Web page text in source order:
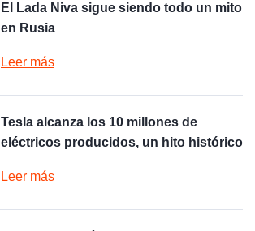
El Lada Niva sigue siendo todo un mito
en Rusia
Leer más
Tesla alcanza los 10 millones de
eléctricos producidos, un hito histórico
Leer más